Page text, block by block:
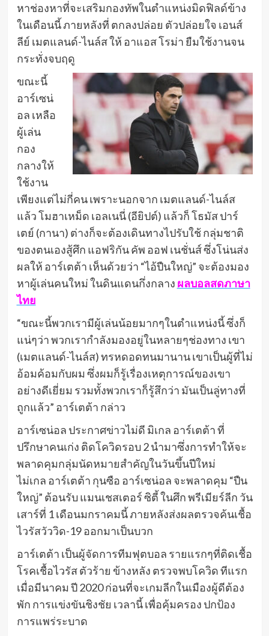
หาช่องหาที่จะเสริมกองทัพในตำแหน่งมิดฟิลด์ข้าง
ในเดือนนี้ ภายหลังที่ ตกลงปล่อย ตัวปล่อยใจ เอนส์
ลีย์ เมตแลนด์-ไนล์ส ให้ อาแอส โรม่า ยืมใช้งานจน
กระทั่งจบฤดู
ขณะนี้
อาร์เซน่
อล เหลือ
ผู้เล่น
กอง
กลางให้
ใช้งาน
เพียงแต่ไม่กี่คน เพราะนอกจาก เมตแลนด์-ไนล์ส
แล้ว โมฮาเหม็ด เอลเนนี่ (อียิปต์) แล้วก็ โธมัส ปาร์
เตย์ (กานา) ต่างก็จะต้องเดินทางไปรับใช้ กลุ่มชาติ
ของตนเองสู้ศึก แอฟริกัน คัพ ออฟ เนชั่นส์ ซึ่งโน่นส่ง
ผลให้ อาร์เตต้า เห็นด้วยว่า “ไอ้ปืนใหญ่” จะต้องมอง
หาผู้เล่นคนใหม่ ในดินแดนกึ่งกลาง ผลบอลสดภาษา
ไทย
“ขณะนี้พวกเรามีผู้เล่นน้อยมากๆในตำแหน่งนี้ ซึ่งก็
แน่ๆว่า พวกเรากำลังมองอยู่ในหลายๆช่องทาง เขา
(เมตแลนด์-ไนล์ส) ทรหดอดทนมานาน เขาเป็นผู้ที่ไม่
อ้อมค้อมกับผม ซึ่งผมก็รู้เรื่องเหตุการณ์ของเขา
อย่างดีเยี่ยม รวมทั้งพวกเราก็รู้สึกว่า มันเป็นลู่ทางที่
ถูกแล้ว” อาร์เตต้า กล่าว
อาร์เซน่อล ประกาศข่าวไม่ดี มิเกล อาร์เตต้า ที่
ปรึกษาคนเก่ง ติดโควิดรอบ 2 นำมาซึ่งการทำให้จะ
พลาดคุมกลุ่มนัดหมายสำคัญในวันขึ้นปีใหม่
ไม่เกล อาร์เตต้า กุนซือ อาร์เซน่อล จะพลาดคุม “ปืน
ใหญ่” ต้อนรับ แมนเชสเตอร์ ซิตี้ ในศึก พรีเมียร์ลีก วัน
เสาร์ที่ 1 เดือนมกราคมนี้ ภายหลังส่งผลตรวจค้นเชื้อ
ไวรัสวัววิด-19 ออกมาเป็นบวก
อาร์เตต้า เป็นผู้จัดการทีมฟุตบอล รายแรกๆที่ติดเชื้อ
โรคเชื้อไวรัส ตัวร้าย ข้างหลัง ตรวจพบโควิด ทีแรก
เมื่อมีนาคม ปี 2020 ก่อนที่จะเกมลีกในเมืองผู้ดีต้อง
พัก การแข่งขันชิงชัย เวลานี้ เพื่อคุ้มครอง ปกป้อง
การแพร่ระบาด